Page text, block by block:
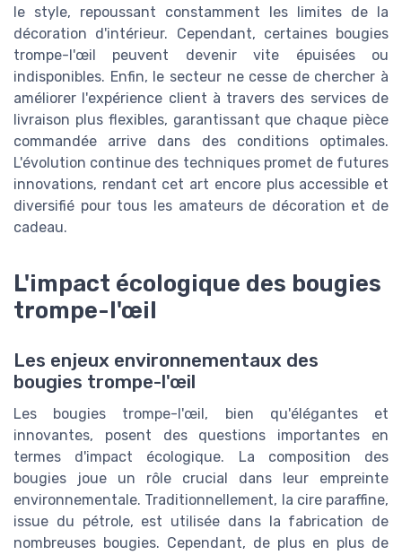
le style, repoussant constamment les limites de la
décoration d'intérieur. Cependant, certaines bougies
trompe-l'œil peuvent devenir vite épuisées ou
indisponibles. Enfin, le secteur ne cesse de chercher à
améliorer l'expérience client à travers des services de
livraison plus flexibles, garantissant que chaque pièce
commandée arrive dans des conditions optimales.
L'évolution continue des techniques promet de futures
innovations, rendant cet art encore plus accessible et
diversifié pour tous les amateurs de décoration et de
cadeau.
L'impact écologique des bougies
trompe-l'œil
Les enjeux environnementaux des
bougies trompe-l'œil
Les bougies trompe-l'œil, bien qu'élégantes et
innovantes, posent des questions importantes en
termes d'impact écologique. La composition des
bougies joue un rôle crucial dans leur empreinte
environnementale. Traditionnellement, la cire paraffine,
issue du pétrole, est utilisée dans la fabrication de
nombreuses bougies. Cependant, de plus en plus de